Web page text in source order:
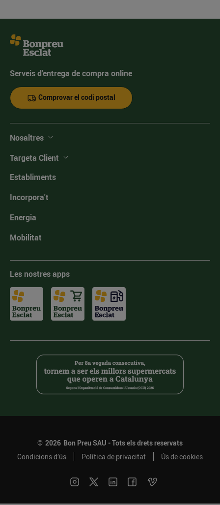
Serveis d'entrega de compra online
Comprovar el codi postal
Nosaltres
Targeta Client
Establiments
Incorpora't
Energia
Mobilitat
Les nostres apps
© 2026 Bon Preu SAU - Tots els drets reservats
Condicions d’ús
Política de privacitat Ús de cookies